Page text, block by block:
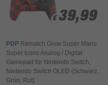
€ 39,99
€ 39,99
PDP Rematch Glow Super Mario
Super Icons Analog / Digital
Gamepad für Nintendo Switch,
Nintendo Switch OLED (Schwarz,
Grün, Rot)